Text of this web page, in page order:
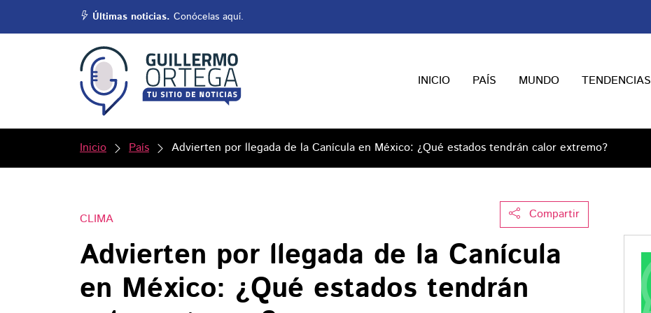
Últimas noticias. Conócelas aquí.
INICIO PAÍS MUNDO TENDENCIAS
Inicio País Advierten por llegada de la Canícula en México: ¿Qué estados tendrán calor extremo?
Compartir
CLIMA
Advierten por llegada de la Canícula
en México: ¿Qué estados tendrán